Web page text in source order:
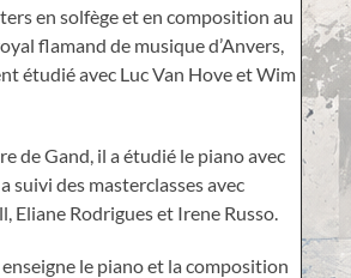
en solfège et en composition au
flamand de musique d’Anvers,
étudié avec Luc Van Hove et Wim
de Gand, il a étudié le piano avec
suivi des masterclasses avec
Eliane Rodrigues et Irene Russo.
le piano et la composition